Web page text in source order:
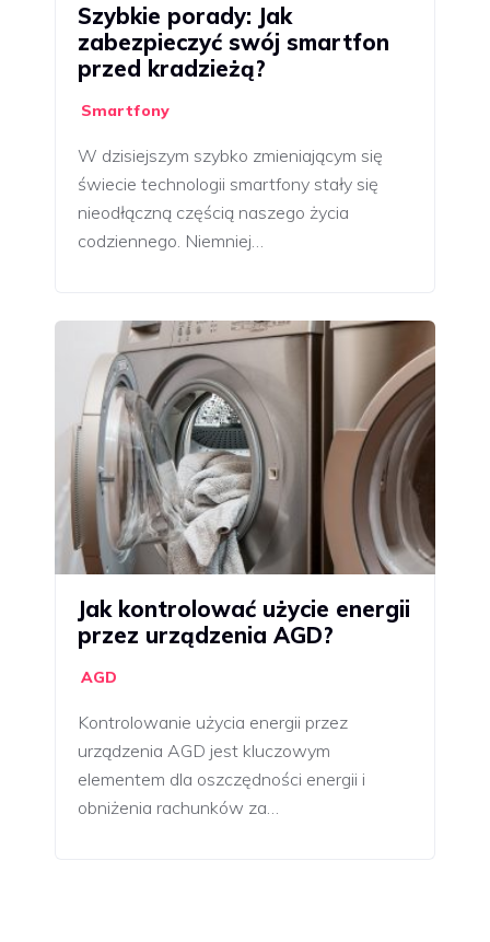
Szybkie porady: Jak
zabezpieczyć swój smartfon
przed kradzieżą?
Smartfony
W dzisiejszym szybko zmieniającym się
świecie technologii smartfony stały się
nieodłączną częścią naszego życia
codziennego. Niemniej…
Jak kontrolować użycie energii
przez urządzenia AGD?
AGD
Kontrolowanie użycia energii przez
urządzenia AGD jest kluczowym
elementem dla oszczędności energii i
obniżenia rachunków za…